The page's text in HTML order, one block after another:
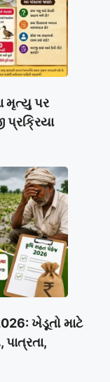
મૃત્યુ પર
ખેડૂતો માટે